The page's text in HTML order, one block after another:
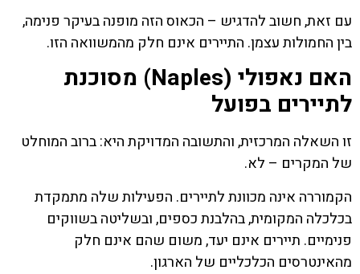
עם זאת, חשוב להדגיש – הכאוס הזה מופנה בעיקר פנימה,
בין החמולות עצמן. התיירים אינם חלק מהמשוואה הזו.
האם נאפולי (Naples) מסוכנת
לתיירים בפועל
זו השאלה המרכזית, והתשובה המדויקת היא: ברוב המוחלט
של המקרים – לא.
הקמוררה אינה מכוונת לתיירים. הפעילות שלה מתמקדת
בכלכלה המקומית, בהלבנת כספים, ובשליטה בשווקים
פנימיים. תיירים אינם יעד, משום שהם אינם חלק
מהאינטרסים הכלכליים של הארגון.